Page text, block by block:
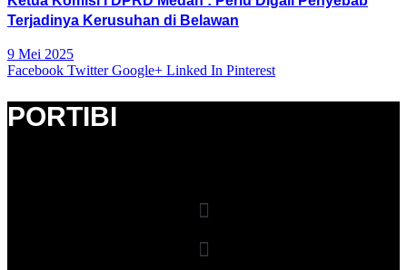
Terjadinya Kerusuhan di Belawan
9 Mei 2025
Facebook Twitter Google+ Linked In Pinterest
PORTIBI